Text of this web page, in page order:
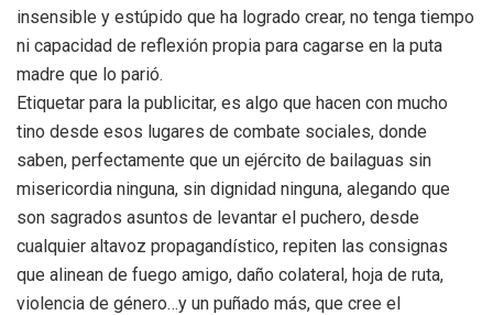
insensible y estúpido que ha logrado crear, no tenga tiempo
ni capacidad de reflexión propia para cagarse en la puta
madre que lo parió.
Etiquetar para la publicitar, es algo que hacen con mucho
tino desde esos lugares de combate sociales, donde
saben, perfectamente que un ejército de bailaguas sin
misericordia ninguna, sin dignidad ninguna, alegando que
son sagrados asuntos de levantar el puchero, desde
cualquier altavoz propagandístico, repiten las consignas
que alinean de fuego amigo, daño colateral, hoja de ruta,
violencia de género…y un puñado más, que cree el